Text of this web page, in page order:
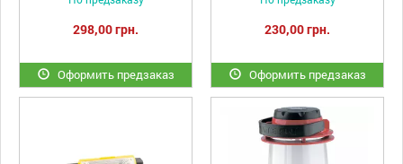
298,00 грн.
Оформить предзаказ
230,00 грн.
Оформить предзаказ